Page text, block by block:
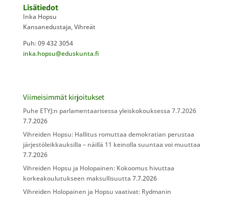
Lisätiedot
Inka Hopsu
Kansanedustaja, Vihreät
Puh: 09 432 3054
inka.hopsu@eduskunta.fi
Viimeisimmät kirjoitukset
Puhe ETYJ:n parlamentaarisessa yleiskokouksessa 7.7.2026
7.7.2026
Vihreiden Hopsu: Hallitus romuttaa demokratian perustaa
järjestöleikkauksilla – näillä 11 keinolla suuntaa voi muuttaa
7.7.2026
Vihreiden Hopsu ja Holopainen: Kokoomus hivuttaa
korkeakoulutukseen maksullisuutta 7.7.2026
Vihreiden Holopainen ja Hopsu vaativat: Rydmanin